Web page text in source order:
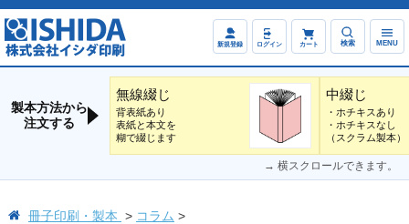
新規登録 ログイン カート 検索 MENU
製本方法から
注文する
無線綴じ
背表紙あり
表紙と本文を
糊で綴じます
中綴じ
・ホチキスあり
・ホチキスなし
（スクラム製本）
→ 横スクロールできます。
冊子印刷・製本 コラム